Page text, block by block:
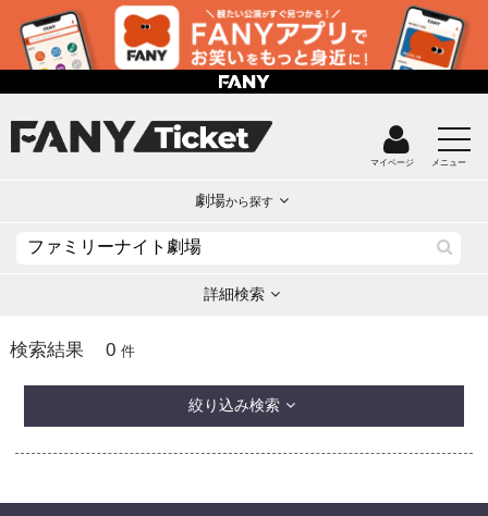
マイページ メニュー
劇場から探す
詳細検索
検索結果 0 件
絞り込み検索